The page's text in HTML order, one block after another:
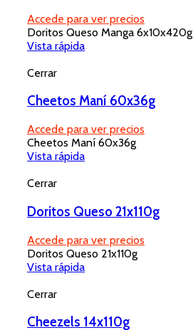
Accede para ver precios
Doritos Queso Manga 6x10x420g
Vista rápida
Cerrar
Cheetos Maní 60x36g
Accede para ver precios
Cheetos Maní 60x36g
Vista rápida
Cerrar
Doritos Queso 21x110g
Accede para ver precios
Doritos Queso 21x110g
Vista rápida
Cerrar
Cheezels 14x110g